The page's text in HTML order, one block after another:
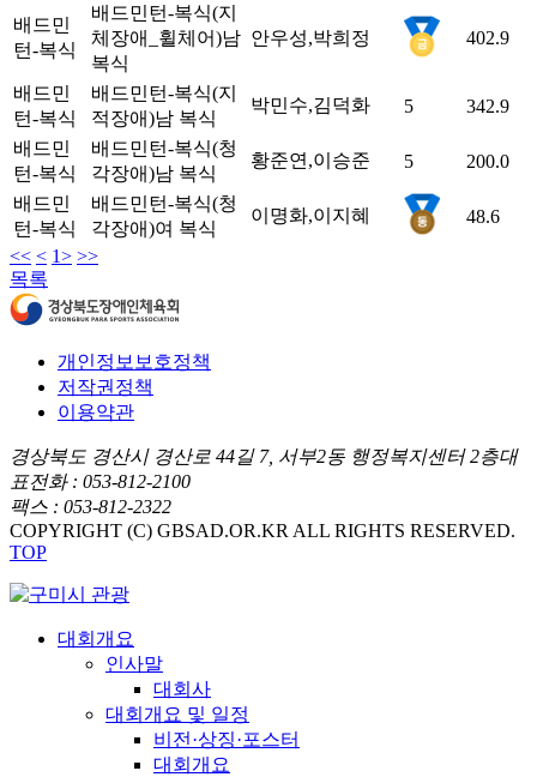
배드민
턴-복식
배드민턴-복식(지
체장애_휠체어)남
복식
안우성,박희정 402.9
배드민
턴-복식
배드민턴-복식(지
적장애)남 복식
박민수,김덕화 5 342.9
배드민
턴-복식
배드민턴-복식(청
각장애)남 복식
황준연,이승준 5 200.0
배드민
턴-복식
배드민턴-복식(청
각장애)여 복식
이명화,이지혜
48.6
<< < 1> >>
목록
개인정보보호정책
저작권정책
이용약관
경상북도 경산시 경산로 44길 7, 서부2동 행정복지센터 2층대
표전화 : 053-812-2100
팩스 : 053-812-2322
COPYRIGHT (C) GBSAD.OR.KR ALL RIGHTS RESERVED.
TOP
대회개요
인사말
대회사
대회개요 및 일정
비전·상징·포스터
대회개요